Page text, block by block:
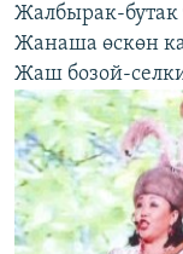
Жалбырак-бутак
Жанаша өскөн
Жаш бозой-